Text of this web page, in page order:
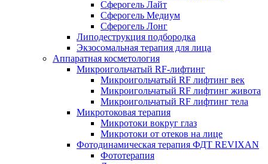
Сферогель Лайт
Сферогель Медиум
Сферогель Лонг
Липодеструкция подбородка
Экзосомальная терапия для лица
Аппаратная косметология
Микроигольчатый RF-лифтинг
Микроигольчатый RF лифтинг век
Микроигольчатый RF лифтинг живота
Микроигольчатый RF лифтинг тела
Микротоковая терапия
Микротоки вокруг глаз
Микротоки от отеков на лице
Фотодинамическая терапия ФДТ REVIXAN
Фототерапия